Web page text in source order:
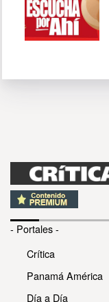
- Portales -
Crítica
Panamá América
Día a Día